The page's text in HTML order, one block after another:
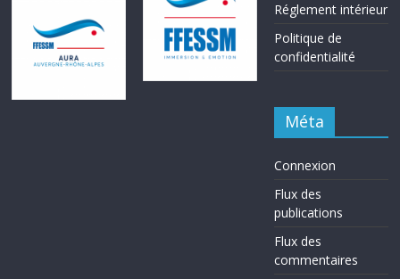
Réglement intérieur
Politique de
confidentialité
Méta
Connexion
Flux des
publications
Flux des
commentaires